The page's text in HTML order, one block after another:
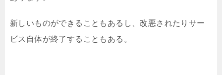
新しいものができることもあるし、改悪されたりサー
ビス自体が終了することもある。